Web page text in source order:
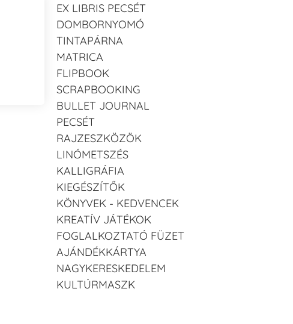
EX LIBRIS PECSÉT
DOMBORNYOMÓ
TINTAPÁRNA
MATRICA
FLIPBOOK
SCRAPBOOKING
BULLET JOURNAL
PECSÉT
RAJZESZKÖZÖK
LINÓMETSZÉS
KALLIGRÁFIA
KIEGÉSZÍTŐK
KÖNYVEK - KEDVENCEK
KREATÍV JÁTÉKOK
FOGLALKOZTATÓ FÜZET
AJÁNDÉKKÁRTYA
NAGYKERESKEDELEM
KULTÚRMASZK